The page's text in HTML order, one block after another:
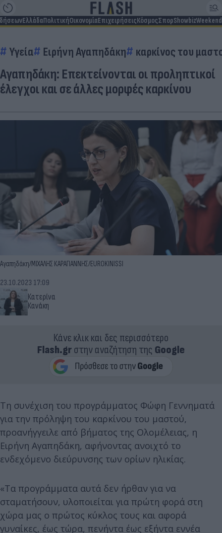
ΕλλάδαΠολιτικήΟικονομίαΕπιχειρήσειςΚόσμοςΣπορShowbizWeekend
Υγεία Ειρήνη Αγαπηδάκη καρκίνος του
Αγαπηδάκη: Επεκτείνονται οι προληπτικοί
έλεγχοι και σε άλλες μορφές καρκίνου
Αγαπηδάκη/ΜΙΧΑΛΗΣ ΚΑΡΑΓΙΑΝΝΗΣ/EUROKINISSI
Κατερίνα
Κανάκη
23.10.2023 17:09
Κάνε κλικ και δες περισσότερο
Flash.grστην αναζήτηση της Google
Τη συνέχιση του προγράμματος Φώφη Γεννηματά
για την πρόληψη του καρκίνου του μαστού,
προανήγγειλε από βήματος της Ολομέλειας, η
Ειρήνη Αγαπηδάκη, αφήνοντας ανοιχτό το
ενδεχόμενο διεύρυνσης των ορίων ηλικίας.
«Τα προγράμματα αυτά δεν ήρθαν για να
σταματήσουν, υλοποιείται για πρώτη φορά στη
χώρα μας ο πρώτος κύκλος τους και αφορά
γυναίκες, έως τώρα, πενήντα έως εξήντα εννέα